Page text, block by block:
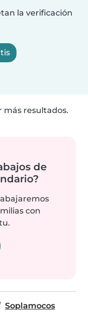
la verificación
más resultados.
de
con
Soplamocos